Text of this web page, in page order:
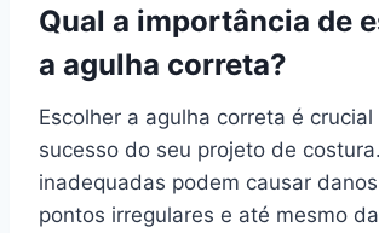
Qual a importância de
a agulha correta?
Escolher a agulha correta é crucial
sucesso do seu projeto de
inadequadas podem causar
pontos irregulares e até mesmo